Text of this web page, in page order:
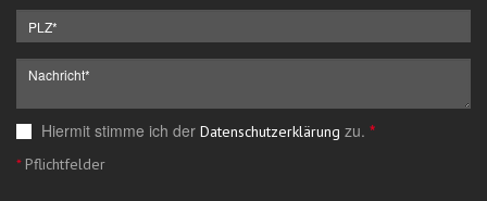
Hiermit stimme ich der Datenschutzerklärung zu. *
*Pflichtfelder